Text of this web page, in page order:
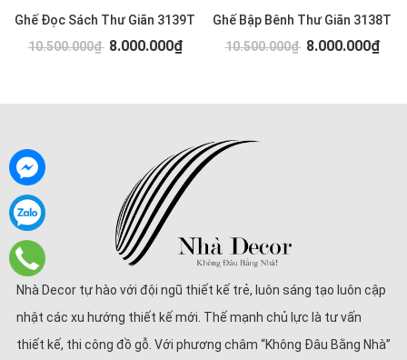
Ghế Đọc Sách Thư Giãn 3139T
10.500.000₫ 8.000.000₫
Ghế Bập Bênh Thư Giãn 3138T
10.500.000₫ 8.000.000₫
Nhà Decor tự hào với đội ngũ thiết kế trẻ, luôn sáng tạo luôn cập
nhật các xu hướng thiết kế mới. Thế mạnh chủ lực là tư vấn
thiết kế, thi công đồ gỗ. Với phương châm “Không Đâu Bằng Nhà”